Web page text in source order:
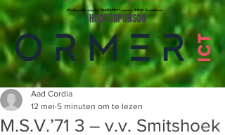
HOOFDSPONSOR
M.S.V.’71 3 – v.v. Smitshoek
Aad Cordia
12 mei 5 minuten om te lezen